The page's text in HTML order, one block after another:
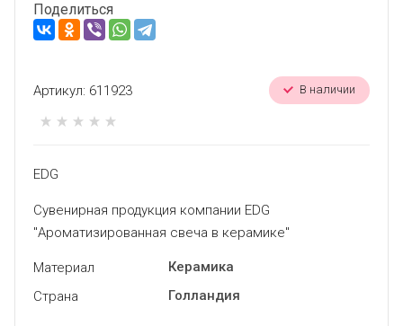
Поделиться
Артикул: 611923 В наличии
EDG
Сувенирная продукция компании EDG
"Ароматизированная свеча в керамике"
Материал
Керамика
Страна
Голландия